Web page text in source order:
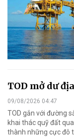
TOD mở dư
09/08/2026 04:47
TOD gắn với đường
khai thác quỹ đất
thành những cực đô